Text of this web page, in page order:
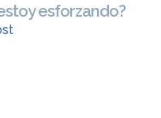
esforzando?